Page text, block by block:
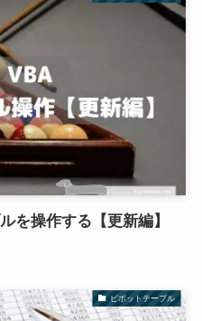
を操作する【更新編】
ピボットテーブル